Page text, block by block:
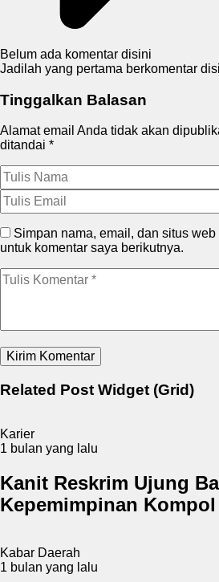
Belum ada komentar disini
Jadilah yang pertama berkomentar
Tinggalkan Balasan
Alamat email Anda tidak akan
ditandai *
Simpan nama, email, dan situs
untuk komentar saya berikutnya.
Related Post Widget (Grid)
Karier
1 bulan yang lalu
Kanit Reskrim Ujung
Kepemimpinan
Kabar Daerah
1 bulan yang lalu